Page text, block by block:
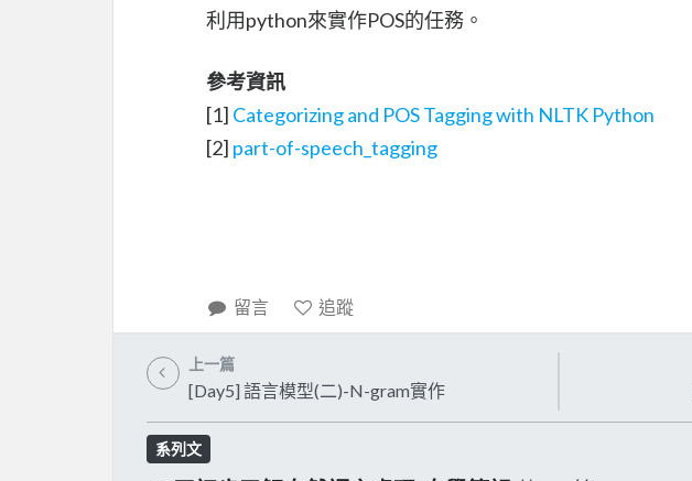
利用python來實作POS的任務。
參考資訊
[1] Categorizing and POS Tagging with NLTK Python
[2] part-of-speech_tagging
留言 追蹤
上一篇
[Day5] 語言模型(二)-N-gram實作
系列文